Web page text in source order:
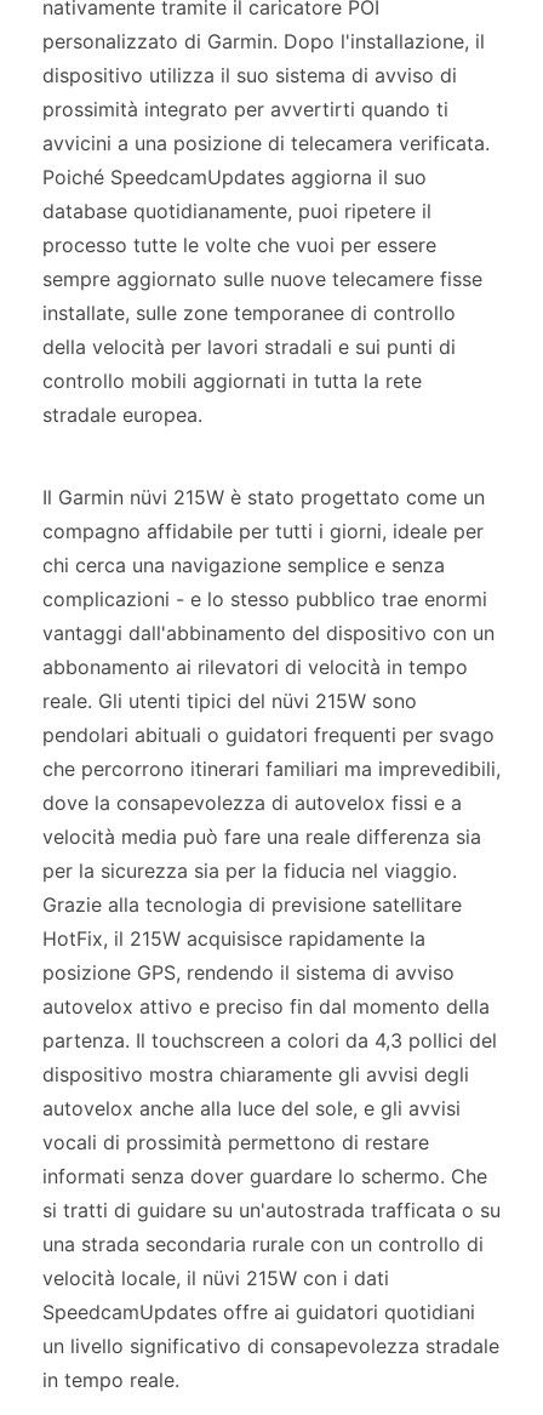
nativamente tramite il caricatore POI
personalizzato di Garmin. Dopo l'installazione, il
dispositivo utilizza il suo sistema di avviso di
prossimità integrato per avvertirti quando ti
avvicini a una posizione di telecamera verificata.
Poiché SpeedcamUpdates aggiorna il suo
database quotidianamente, puoi ripetere il
processo tutte le volte che vuoi per essere
sempre aggiornato sulle nuove telecamere fisse
installate, sulle zone temporanee di controllo
della velocità per lavori stradali e sui punti di
controllo mobili aggiornati in tutta la rete
stradale europea.
Il Garmin nüvi 215W è stato progettato come un
compagno affidabile per tutti i giorni, ideale per
chi cerca una navigazione semplice e senza
complicazioni - e lo stesso pubblico trae enormi
vantaggi dall'abbinamento del dispositivo con un
abbonamento ai rilevatori di velocità in tempo
reale. Gli utenti tipici del nüvi 215W sono
pendolari abituali o guidatori frequenti per svago
che percorrono itinerari familiari ma imprevedibili,
dove la consapevolezza di autovelox fissi e a
velocità media può fare una reale differenza sia
per la sicurezza sia per la fiducia nel viaggio.
Grazie alla tecnologia di previsione satellitare
HotFix, il 215W acquisisce rapidamente la
posizione GPS, rendendo il sistema di avviso
autovelox attivo e preciso fin dal momento della
partenza. Il touchscreen a colori da 4,3 pollici del
dispositivo mostra chiaramente gli avvisi degli
autovelox anche alla luce del sole, e gli avvisi
vocali di prossimità permettono di restare
informati senza dover guardare lo schermo. Che
si tratti di guidare su un'autostrada trafficata o su
una strada secondaria rurale con un controllo di
velocità locale, il nüvi 215W con i dati
SpeedcamUpdates offre ai guidatori quotidiani
un livello significativo di consapevolezza stradale
in tempo reale.